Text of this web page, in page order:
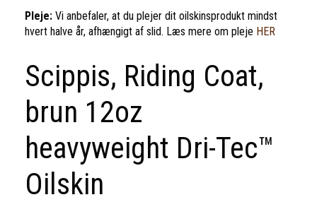
Pleje: Vi anbefaler, at du plejer dit oilskinsprodukt mindst
hvert halve år, afhængigt af slid. Læs mere om pleje HER
Scippis, Riding Coat,
brun 12oz
heavyweight Dri-Tec™
Oilskin